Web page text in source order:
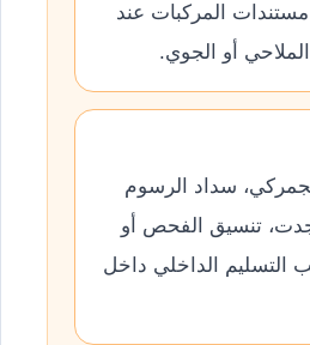
مستندات المركبات عند
أو الجوي.
سداد الرسوم
تنسيق الفحص أو
التسليم الداخلي داخل